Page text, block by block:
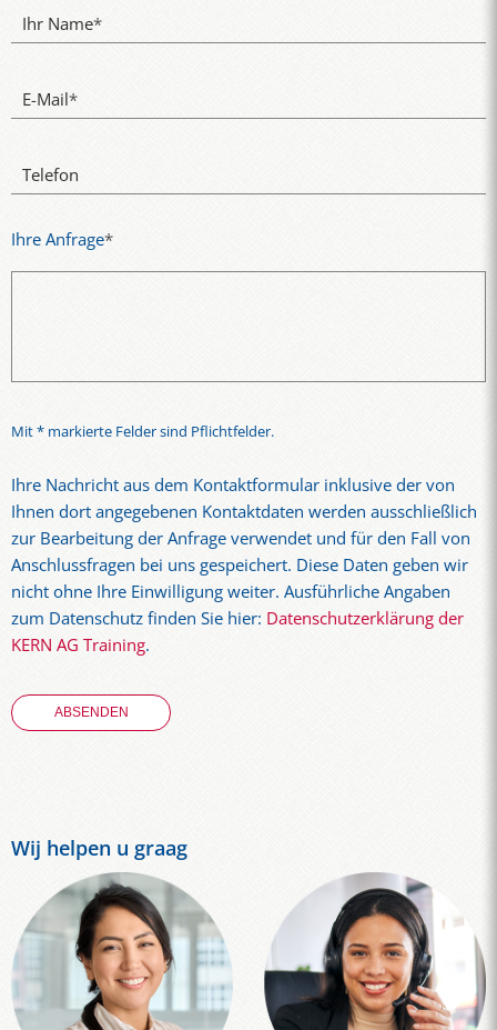
Ihr Name*
E-Mail*
Telefon
Ihre Anfrage*
Mit * markierte Felder sind Pflichtfelder.
Ihre Nachricht aus dem Kontaktformular inklusive der von
Ihnen dort angegebenen Kontaktdaten werden ausschließlich
zur Bearbeitung der Anfrage verwendet und für den Fall von
Anschlussfragen bei uns gespeichert. Diese Daten geben wir
nicht ohne Ihre Einwilligung weiter. Ausführliche Angaben
zum Datenschutz finden Sie hier: Datenschutzerklärung der
KERN AG Training.
Wij helpen u graag